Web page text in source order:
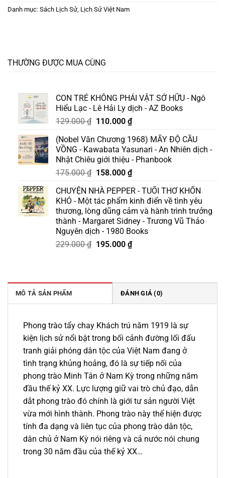
Danh mục: Sách Lịch Sử, Lịch Sử Việt Nam
THƯỜNG ĐƯỢC MUA CÙNG
CON TRẺ KHÔNG PHẢI VẬT SỞ HỮU - Ngô
Hiểu Lạc - Lê Hải Ly dịch - AZ Books
129.000₫ Giá
là:
129.000 ₫.
110.000 ₫Giá
tại
là:
110.000 ₫.
(Nobel Văn Chương 1968) MẤY ĐỘ CẦU
VỒNG - Kawabata Yasunari - An Nhiên dịch -
Nhật Chiêu giới thiệu - Phanbook
175.000₫ Giá
là:
175.000 ₫.
158.000 ₫Giá
tại
là:
158.000 ₫.
CHUYỆN NHÀ PEPPER - TUỔI THƠ KHỐN
KHÓ - Một tác phẩm kinh điển về tình yêu
thương, lòng dũng cảm và hành trình trưởng
thành - Margaret Sidney - Trương Vũ Thảo
Nguyên dịch - 1980 Books
229.000₫ Giá
195.000 ₫Giá
195.000 ₫.
MÔ TẢ SẢN PHẨM ĐÁNH GIÁ (0)
Phong trào tẩy chay Khách trú năm 1919 là sự
kiện lịch sử nổi bật trong bối cảnh đường lối đấu
tranh giải phóng dân tộc của Việt Nam đang ở
tình trạng khủng hoảng, đó là sự tiếp nối của
phong trào Minh Tân ở Nam Kỳ trong những năm
đầu thế kỷ XX. Lực lượng giữ vai trò chủ đạo, dẫn
dắt phong trào đó chính là giới tư sản người Việt
vừa mới hình thành. Phong trào này thể hiện được
tính đa dạng và liên tục của phong trào dân tộc,
dân chủ ở Nam Kỳ nói riêng và cả nước nói chung
trong 30 năm đầu của thế kỷ XX…